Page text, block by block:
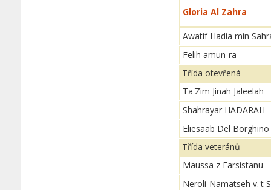
Gloria Al Zahra
Awatif Hadia min
Felih amun-ra
Třída otevřená
Ta'Zim Jinah Jaleelah
Shahrayar HADARAH
Eliesaab Del Borghino
Třída veteránů
Maussa z Farsistanu
Neroli-Namatseh v.'t